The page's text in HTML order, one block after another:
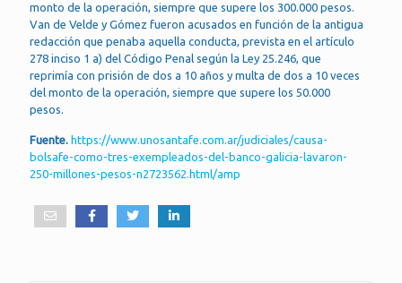
monto de la operación, siempre que supere los 300.000 pesos.
Van de Velde y Gómez fueron acusados en función de la antigua
redacción que penaba aquella conducta, prevista en el artículo
278 inciso 1 a) del Código Penal según la Ley 25.246, que
reprimía con prisión de dos a 10 años y multa de dos a 10 veces
del monto de la operación, siempre que supere los 50.000
pesos.
Fuente. https://www.unosantafe.com.ar/judiciales/causa-
bolsafe-como-tres-exempleados-del-banco-galicia-lavaron-
250-millones-pesos-n2723562.html/amp